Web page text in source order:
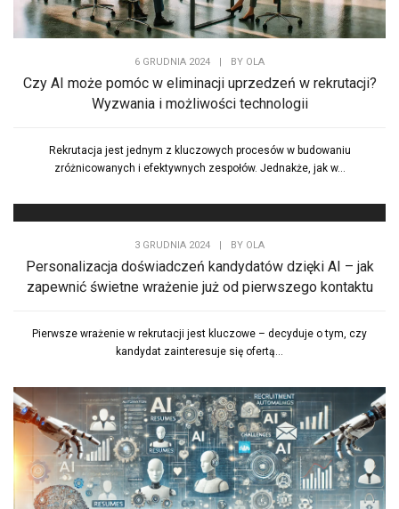
6 GRUDNIA 2024 | BY OLA
Czy AI może pomóc w eliminacji uprzedzeń w rekrutacji?
Wyzwania i możliwości technologii
Rekrutacja jest jednym z kluczowych procesów w budowaniu
zróżnicowanych i efektywnych zespołów. Jednakże, jak w...
3 GRUDNIA 2024 BY OLA
Personalizacja doświadczeń kandydatów dzięki AI – jak
zapewnić świetne wrażenie już od pierwszego kontaktu
Pierwsze wrażenie w rekrutacji jest kluczowe – decyduje o tym, czy
kandydat zainteresuje się ofertą...